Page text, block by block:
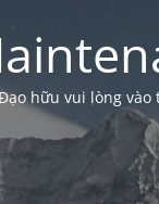
hữu vui lòng vào